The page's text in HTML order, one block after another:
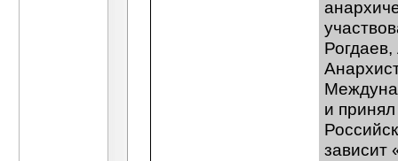
и
зависит